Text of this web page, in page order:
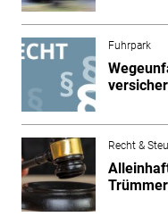
Fuhrpark
Recht &